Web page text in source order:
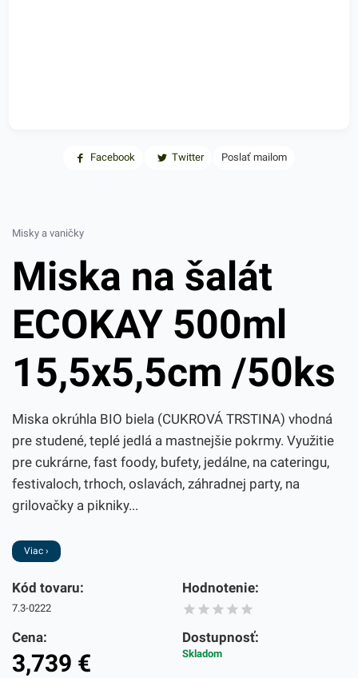
Facebook Twitter Poslať mailom
Misky a vaničky
Miska na šalát
ECOKAY 500ml
15,5x5,5cm /50ks
Miska okrúhla BIO biela (CUKROVÁ TRSTINA) vhodná
pre studené, teplé jedlá a mastnejšie pokrmy. Využitie
pre cukrárne, fast foody, bufety, jedálne, na cateringu,
festivaloch, trhoch, oslavách, záhradnej party, na
grilovačky a pikniky...
Viac ›
Kód tovaru:
7.3-0222
Hodnotenie:
Cena:
3,739 €
Dostupnosť:
Skladom